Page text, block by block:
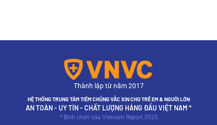
Thành lập từ năm 2017
HỆ THỐNG TRUNG TÂM TIÊM CHỦNG VẮC XIN CHO TRẺ EM & NGƯỜI LỚN
AN TOÀN - UY TÍN - CHẤT LƯỢNG HÀNG ĐẦU VIỆT NAM *
* Bình chọn của Vietnam Report 2025